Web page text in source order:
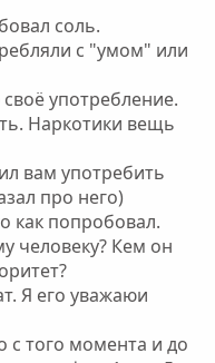
соль.
с "умом" или
употребление.
Наркотики вещь
вам употребить
про него)
как попробовал.
человеку? Кем он
Я его уважаюи
того момента и до